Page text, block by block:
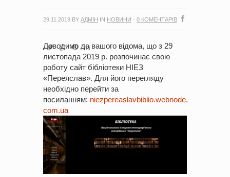
29.11.2019 BY АДМІН IN НОВИНИ · 0 КОМЕНТАРІВ
Доводимо до вашого відома, що з 29
листопада 2019 р. розпочинає свою
роботу сайт бібліотеки НІЕЗ
«Переяслав». Для його перегляду
необхідно перейти за
посиланням: niezpereaslavbiblio.webnode.
com.ua